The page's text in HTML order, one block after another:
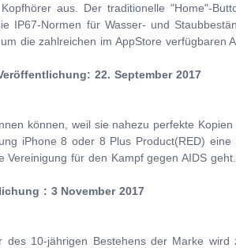
aus. Der traditionelle "Home"-
IP67-Normen für Wasser- und
die zahlreichen im AppStore verfügbaren
22. September 2017
können, weil sie nahezu perfekte
iPhone 8 oder 8 Plus Product(RED)
Vereinigung für den Kampf gegen AIDS geht.
: 3 November 2017
10-jährigen Bestehens der Marke